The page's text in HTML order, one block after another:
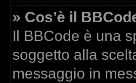
» Cos’è il
Il BBCode è una
soggetto alla
messaggio in